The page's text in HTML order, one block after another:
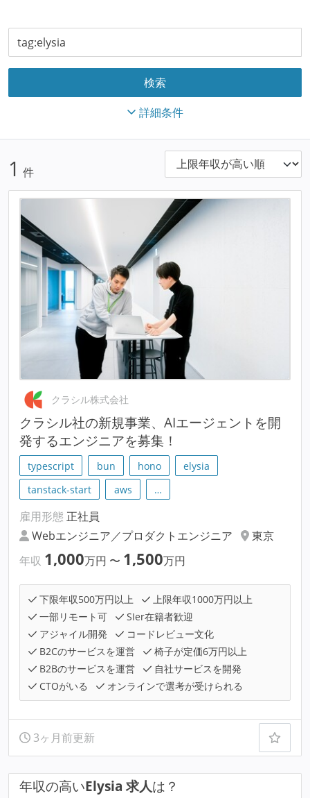
詳細条件
1 件
クラシル株式会社
クラシル社の新規事業、AIエージェントを開
発するエンジニアを募集！
typescript bun hono
elysia
tanstack-start
aws …
雇用形態 正社員
Webエンジニア／プロダクトエンジニア
東京
年収 1,000万円 〜 1,500万円
下限年収500万円以上
上限年収1000万円以上
一部リモート可
SIer在籍者歓迎
アジャイル開発
コードレビュー文化
B2Cのサービスを運営
椅子が定価6万円以上
B2Bのサービスを運営
自社サービスを開発
CTOがいる
オンラインで選考が受けられる
3ヶ月前更新
年収の高いElysia 求人は？